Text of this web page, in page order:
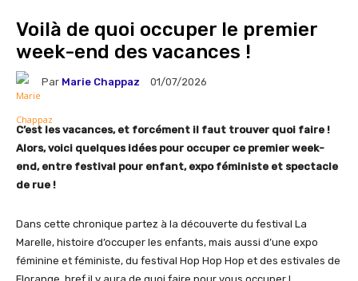
Voilà de quoi occuper le premier
week-end des vacances !
Par Marie Chappaz 01/07/2026
C’est les vacances, et forcément il faut trouver quoi faire !
Alors, voici quelques idées pour occuper ce premier week-
end, entre festival pour enfant, expo féministe et spectacle
de rue !
Dans cette chronique partez à la découverte du festival La
Marelle, histoire d’occuper les enfants, mais aussi d’une expo
féminine et féministe, du festival Hop Hop Hop et des estivales de